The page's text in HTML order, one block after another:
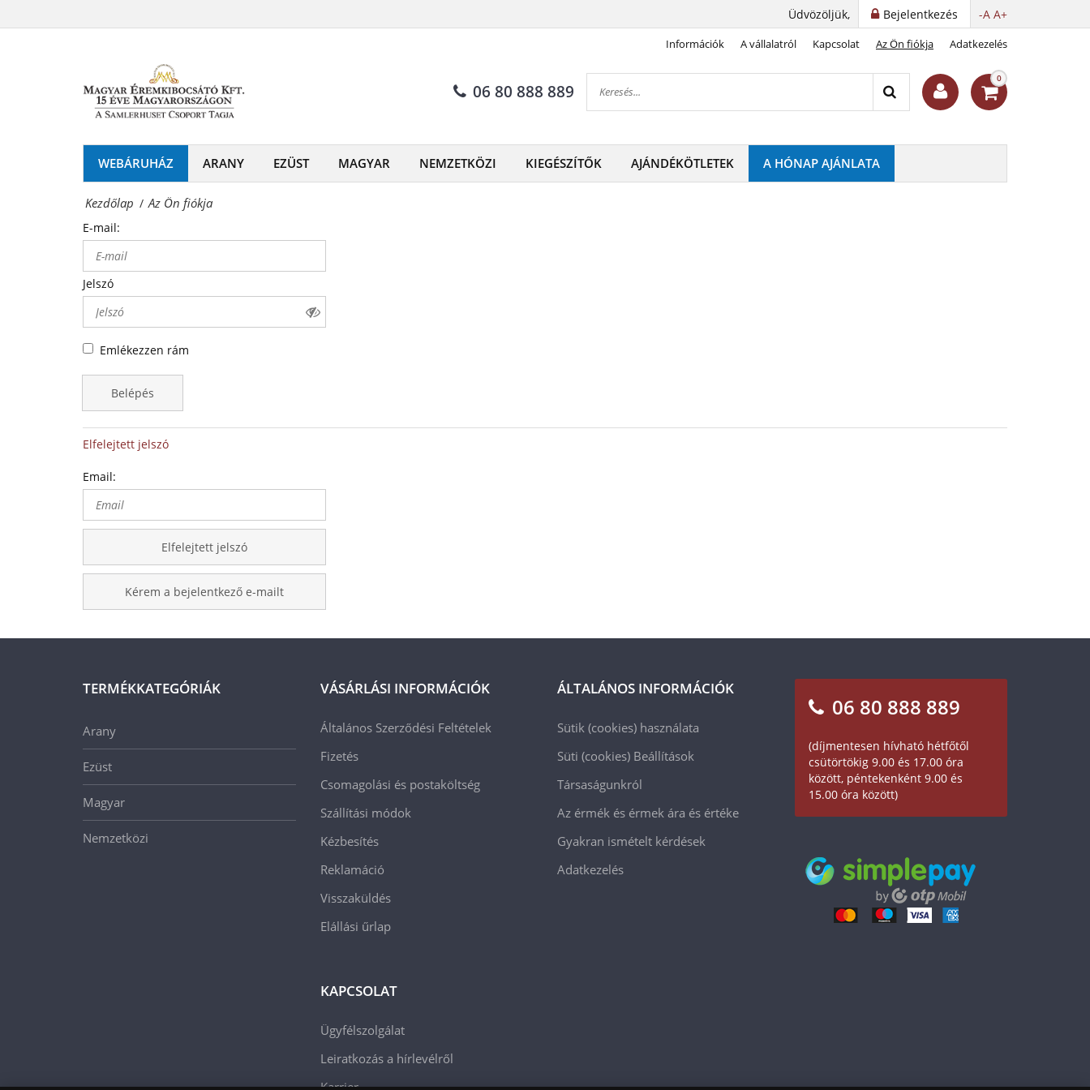
Magyar
Kft.
-
Érmék
és
emlékérmek
hivatalos
forgalmazója!
-A A+
Bejelentkezés
Üdvözöljük,
Információk A vállalatról Kapcsolat Az Ön fiókja Adatkezelés
06 80 888 889
0
WEBÁRUHÁZ ARANY EZÜST MAGYAR NEMZETKÖZI KIEGÉSZÍTŐK AJÁNDÉKÖTLETEK A HÓNAP AJÁNLATA
Kezdőlap / Az Ön fiókja
E-mail:
Jelszó
Emlékezzen rám
Belépés
Elfelejtett jelszó
Email:
Elfelejtett jelszó
Kérem a bejelentkező e-mailt
TERMÉKKATEGÓRIÁK
Arany
Ezüst
Magyar
Nemzetközi
VÁSÁRLÁSI INFORMÁCIÓK
Általános Szerződési Feltételek
Fizetés
Csomagolási és postaköltség
Szállítási módok
Kézbesítés
Reklamáció
Visszaküldés
Elállási űrlap
KAPCSOLAT
Ügyfélszolgálat
Leiratkozás a hírlevélről
ÁLTALÁNOS INFORMÁCIÓK
Sütik (cookies) használata
Süti (cookies) Beállítások
Társaságunkról
Az érmék és érmek ára és értéke
Gyakran ismételt kérdések
Adatkezelés
06 80 888 889
(díjmentesen hívható hétfőtől
csütörtökig 9.00 és 17.00 óra
között, péntekenként 9.00 és
15.00 óra között)
emlékérmek
forgalmazója!